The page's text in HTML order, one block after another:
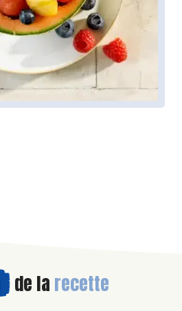
de la recette